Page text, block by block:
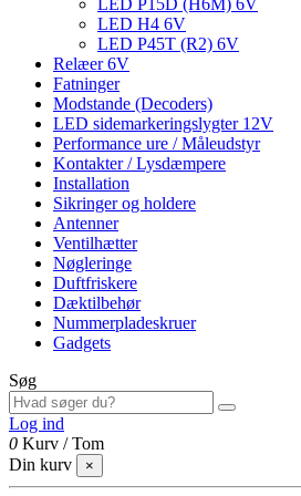
LED P15D (H6M) 6V
LED H4 6V
LED P45T (R2) 6V
Relæer 6V
Fatninger
Modstande (Decoders)
LED sidemarkeringslygter 12V
Performance ure / Måleudstyr
Kontakter / Lysdæmpere
Installation
Sikringer og holdere
Antenner
Ventilhætter
Nøgleringe
Duftfriskere
Dæktilbehør
Nummerpladeskruer
Gadgets
Søg
Log ind
0 Kurv /Tom
Din kurv
×